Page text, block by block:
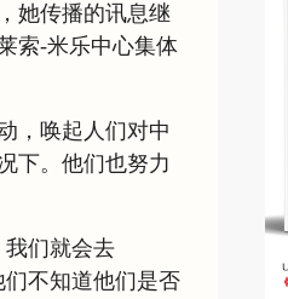
她传播的讯息继
索-米乐中心集体
，唤起人们对中
下。他们也努力
我们就会去
不知道他们是否